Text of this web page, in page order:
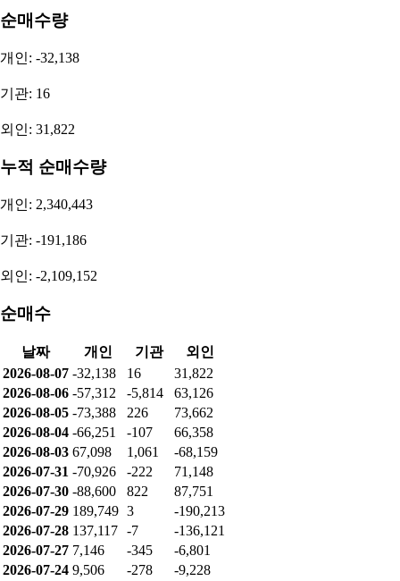
순매수량
개인: -32,138
기관: 16
외인: 31,822
누적 순매수량
개인: 2,340,443
기관: -191,186
외인: -2,109,152
순매수
날짜 개인 기관
외인
2026-08-07 -32,138 16
31,822
2026-08-06 -57,312 -5,814
63,126
2026-08-05 -73,388 226
73,662
2026-08-04 -66,251 -107
66,358
2026-08-03 67,098 1,061
-68,159
2026-07-31 -70,926 -222
71,148
2026-07-30 -88,600 822
87,751
2026-07-29 189,749 3
-190,213
2026-07-28 137,117 -7
-136,121
2026-07-27 7,146 -345
-6,801
2026-07-24 9,506 -278
-9,228